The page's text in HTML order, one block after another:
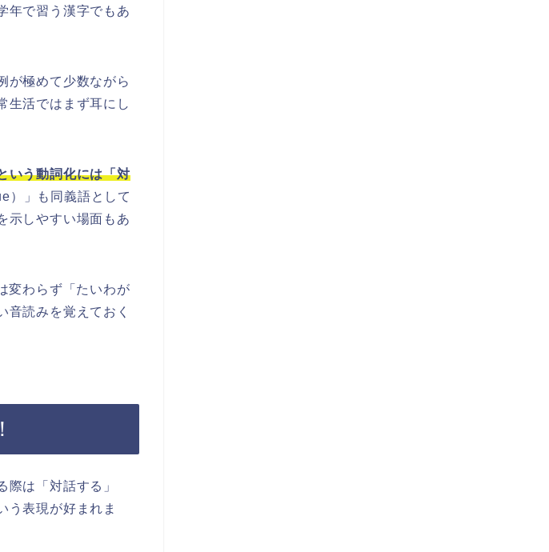
年で習う漢字でもあ
が極めて少数ながら
生活ではまず耳にし
いう動詞化には「対
）」も同義語として
示しやすい場面もあ
変わらず「たいわが
音読みを覚えておく
は「対話する」
う表現が好まれま